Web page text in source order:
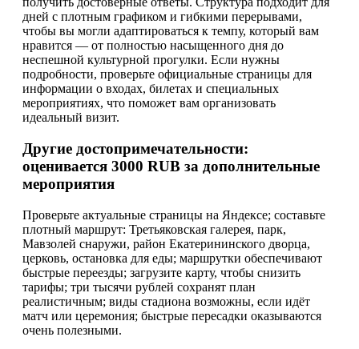
дней с плотным графиком и гибкими перерывами,
чтобы вы могли адаптироваться к темпу, который вам
нравится — от полностью насыщенного дня до
неспешной культурной прогулки. Если нужны
подробности, проверьте официальные страницы для
информации о входах, билетах и специальных
мероприятиях, что поможет вам организовать
идеальный визит.
Другие достопримечательности:
оценивается 3000 RUB за дополнительные
мероприятия
Проверьте актуальные страницы на Яндексе; составьте
плотный маршрут: Третьяковская галерея, парк,
Мавзолей снаружи, район Екатерининского дворца,
церковь, остановка для еды; маршрутки обеспечивают
быстрые переезды; загрузите карту, чтобы снизить
тарифы; три тысячи рублей сохранят план
реалистичным; виды стадиона возможны, если идёт
матч или церемония; быстрые пересадки оказываются
очень полезными.